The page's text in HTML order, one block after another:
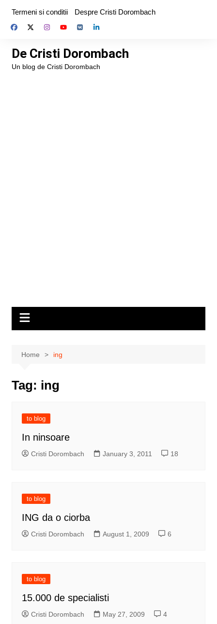
content
Termeni si conditii Despre Cristi Dorombach
De Cristi Dorombach
Un blog de Cristi Dorombach
Home ing
Tag: ing
to blog
In ninsoare
Cristi Dorombach January 3, 2011 18
to blog
ING da o ciorba
Cristi Dorombach August 1, 2009 6
to blog
15.000 de specialisti
Cristi Dorombach May 27, 2009 4